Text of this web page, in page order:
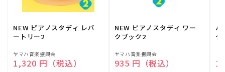
NEW ピアノスタディ レパ
ートリー2
販
売
ヤマハ音楽振興会
通常価格
1,320 円（税込）
NEW ピアノスタディ ワー
クブック2
販
売
ヤマハ音楽振興会
通常価格
935 円（税込）
バ
ク
売